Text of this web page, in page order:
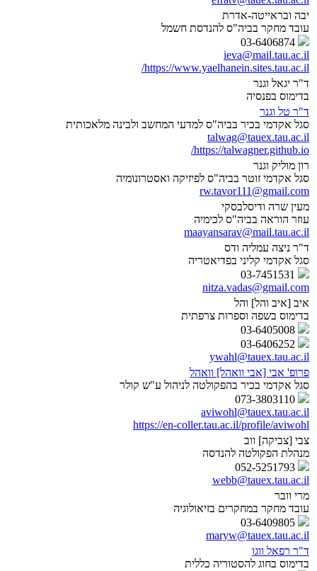
יבה ובראייטה-אדרת
עובד מחקר בביה"ס להנדסת חשמל
ieva@mail.tau.ac.il
https://www.yaelhanein.sites.tau.ac.il/
ד"ר יגאל וגנר
בדימוס בפנסיה
ד"ר טל וגנר
סגל אקדמי בכיר בביה"ס למדעי המחשב ולבינה מלאכותית
talwag@tauex.tau.ac.il
https://talwagner.github.io/
רון מוליק וגנר
סגל אקדמי זוטר בביה"ס לפיזיקה ואסטרונומיה
rw.tavor111@gmail.com
מעין שרה ודיסלבסקי
עוזר הוראה בביה"ס לכימיה
maayansarav@mail.tau.ac.il
ד"ר ניצה עמליה ודס
סגל אקדמי קליני בפדיאטריה
nitza.vadas@gmail.com
איב [איב והל] והל
בדימוס בשפה וספרות צרפתית
ywahl@tauex.tau.ac.il
פרופ' אבי [אבי וואהל] וואהל
סגל אקדמי בכיר בהפקולטה לניהול ע"ש קולר
aviwohl@tauex.tau.ac.il
https://en-coller.tau.ac.il/profile/aviwohl
צבי [צביקה] ווב
מנהלת הפקולטה להנדסה
webb@tauex.tau.ac.il
מרי וובר
עובד מחקר במחקרים בזיאולוגיה
maryw@tauex.tau.ac.il
ד"ר רפאל ווגו
בדימוס בחוג להסטוריה כללית